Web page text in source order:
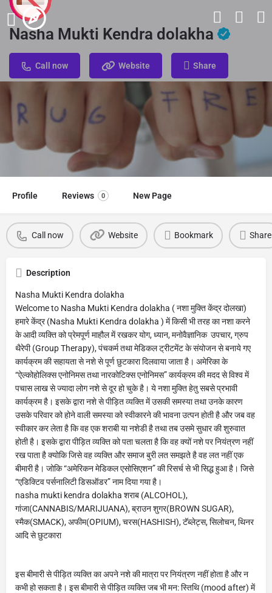
Nasha Mukti Kendra dolakha
Call now Website Share
Profile Reviews 0 New Page
Call now Website Bookmark Share
Description
Nasha Mukti Kendra dolakha
Welcome to Nasha Mukti Kendra dolakha ( नशा मुक्ति केंद्र दोलखा)
हमारे केंद्र (Nasha Mukti Kendra dolakha ) में किसी भी तरह का नशा करने
के आदी व्यक्ति को प्रेमपूर्ण माहौल में रखकर योग, ध्यान, मनोवैज्ञानिक उपचार, ग्रुप
थैरेपी (Group Therapy), पंचकर्म तथा मेडिकल ट्रीटमेंट के संयोजन से बनाये गए
कार्यक्रम की सहायता से नशे से पूर्ण छुटकारा दिलवाया जाता है। अमेरिका के
“ऐल्कोहोलिक्स एनोनिमस तथा नारकोटिक्स एनोनिमस” कार्यक्रम की मदद से विश्व में
पचास लाख से ज्यादा लोग नशे से दूर हो चुके है। ये नशा मुक्ति हेतु सबसे प्रभावी
कार्यक्रम है। इसके द्वारा नशे से पीड़ित व्यक्ति में उसकी समस्या तथा उनके कारण
उसके परिवार को होने वाली समस्या को स्वीकारने की भावना उत्पन होती है और जब वह
स्वीकार कर लेता है कि वह एक शराबी या नशेडी है तथा तब उसमे सुधार की शुरुवात
होती है। इसके द्वारा पीड़ित व्यक्ति को पता चलता है कि वह क्यों नशे पर नियंत्रण नहीं
रख पाता है क्योकि जिसे वह व्यक्ति और समाज बुरी लत समझते है वह लत नहीं एक
बीमारी है। जोकि “अमेरिकन मेडिकल एसोसिएशन” की रिसर्च से भी सिद्ध हुआ है। जिसे
“एडिक्टिव पर्सनालिटी डिसऑडर” नाम दिया गया है।
nasha mukti kendra dolakha शराब (ALCOHOL),
गांजा(CANNABIS/MARIJUANA), ब्राउन शुगर(BROWN SUGAR),
स्मैक(SMACK), अफीम(OPIUM), चरस(HASHISH), टॅब्लेट्स, सिलोचन, थिनर
आदि से छुटकारा
इस बीमारी से पीड़ित व्यक्ति का अपने नशे की मात्रा पर नियंत्रण नहीं होता है और न
कभी हो सकता है। इस बीमारी से पीड़ित व्यक्ति जब भी मन: स्तिथि (mood after) में